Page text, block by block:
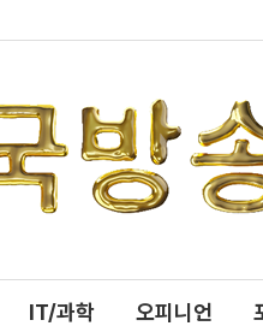
IT/과학 오피니언